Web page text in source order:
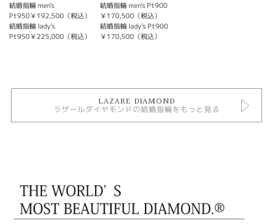
結婚指輪 men's
Pt950￥192,500（税込）
結婚指輪 lady's
Pt950￥225,000（税込）
結婚指輪 men's Pt900
￥170,500（税込）
結婚指輪 lady's Pt900
￥170,500（税込）
LAZARE DIAMOND
ラザールダイヤモンドの結婚指輪をもっと見る